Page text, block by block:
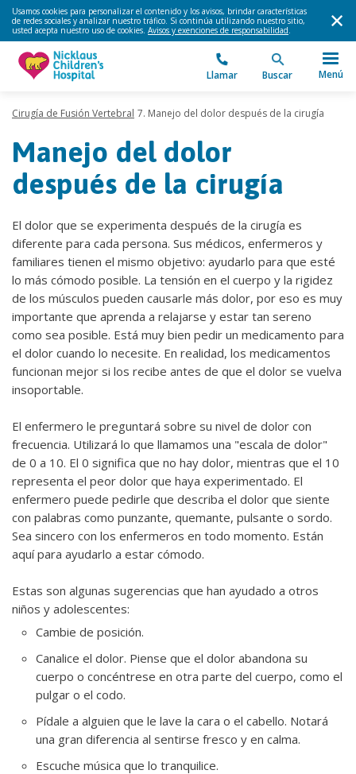
Usamos cookies para personalizar el contenido y los avisos, brindar características
de redes sociales y analizar nuestro tráfico. Si continúa utilizando nuestro sitio,
usted acepta nuestro uso de cookies. Avisos y exenciones de responsabilidad.
Llamar Buscar Menú
Cirugía de Fusión Vertebral 7. Manejo del dolor después de la cirugía
Manejo del dolor
después de la cirugía
El dolor que se experimenta después de la cirugía es
diferente para cada persona. Sus médicos, enfermeros y
familiares tienen el mismo objetivo: ayudarlo para que esté
lo más cómodo posible. La tensión en el cuerpo y la rigidez
de los músculos pueden causarle más dolor, por eso es muy
importante que aprenda a relajarse y estar tan sereno
como sea posible. Está muy bien pedir un medicamento para
el dolor cuando lo necesite. En realidad, los medicamentos
funcionan mejor si los recibe antes de que el dolor se vuelva
insoportable.
El enfermero le preguntará sobre su nivel de dolor con
frecuencia. Utilizará lo que llamamos una "escala de dolor"
de 0 a 10. El 0 significa que no hay dolor, mientras que el 10
representa el peor dolor que haya experimentado. El
enfermero puede pedirle que describa el dolor que siente
con palabras como punzante, quemante, pulsante o sordo.
Sea sincero con los enfermeros en todo momento. Están
aquí para ayudarlo a estar cómodo.
Estas son algunas sugerencias que han ayudado a otros
niños y adolescentes:
Cambie de posición.
Canalice el dolor. Piense que el dolor abandona su
cuerpo o concéntrese en otra parte del cuerpo, como el
pulgar o el codo.
Pídale a alguien que le lave la cara o el cabello. Notará
una gran diferencia al sentirse fresco y en calma.
Escuche música que lo tranquilice.